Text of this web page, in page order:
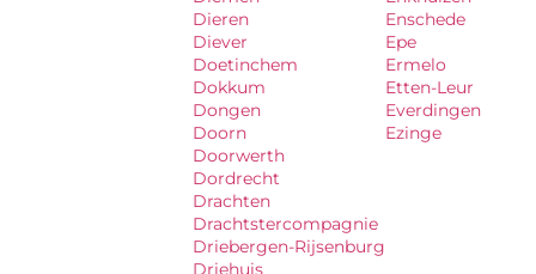
Dieren
Diever
Doetinchem
Dokkum
Dongen
Doorn
Doorwerth
Dordrecht
Drachten
Drachtstercompagnie
Driebergen-Rijsenburg
Driehuis
Enschede
Epe
Ermelo
Etten-Leur
Everdingen
Ezinge